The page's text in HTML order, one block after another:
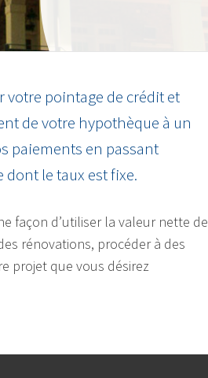
votre pointage de crédit et
de votre hypothèque à un
paiements en passant
dont le taux est fixe.
façon d’utiliser la valeur nette de
rénovations, procéder à des
projet que vous désirez